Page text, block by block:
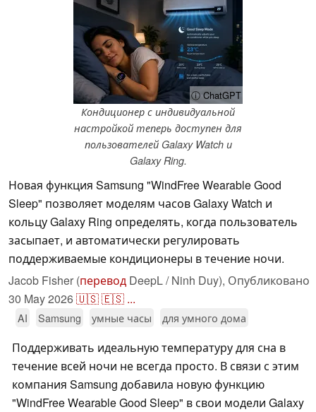
ⓘ ChatGPT
Кондиционер с индивидуальной
настройкой теперь доступен для
пользователей Galaxy Watch и
Galaxy Ring.
Новая функция Samsung "WindFree Wearable Good
Sleep" позволяет моделям часов Galaxy Watch и
кольцу Galaxy Ring определять, когда пользователь
засыпает, и автоматически регулировать
поддерживаемые кондиционеры в течение ночи.
Jacob Fisher (перевод DeepL / Ninh Duy), Опубликовано
30 May 2026🇺🇸🇪🇸 ...
AI Samsung умные часы для умного дома
Поддерживать идеальную температуру для сна в
течение всей ночи не всегда просто. В связи с этим
компания Samsung добавила новую функцию
"WindFree Wearable Good Sleep" в свои модели Galaxy